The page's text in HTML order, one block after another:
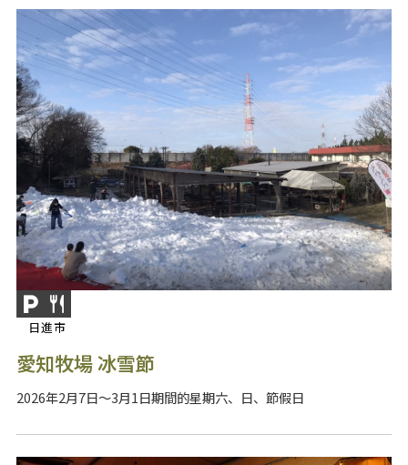
日進市
愛知牧場 冰雪節
2026年2月7日～3月1日期間的星期六、日、節假日